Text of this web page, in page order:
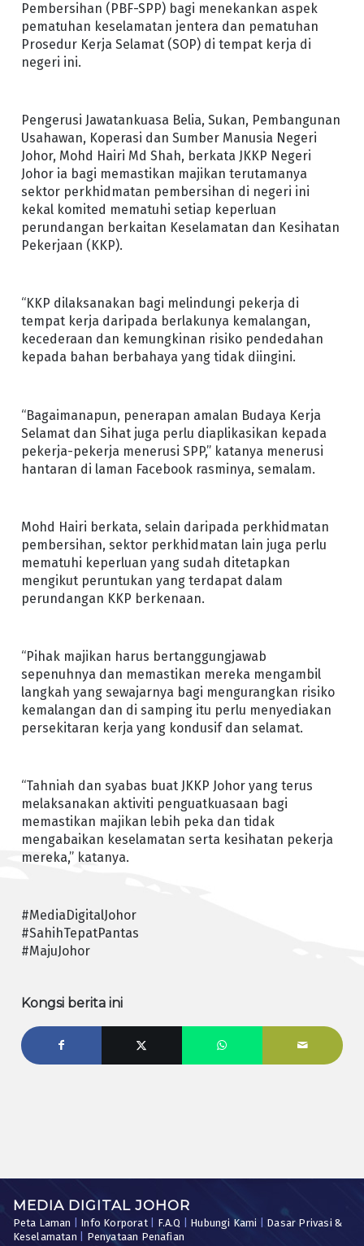
Pembersihan (PBF-SPP) bagi menekankan aspek
pematuhan keselamatan jentera dan pematuhan
Prosedur Kerja Selamat (SOP) di tempat kerja di
negeri ini.
Pengerusi Jawatankuasa Belia, Sukan, Pembangunan
Usahawan, Koperasi dan Sumber Manusia Negeri
Johor, Mohd Hairi Md Shah, berkata JKKP Negeri
Johor ia bagi memastikan majikan terutamanya
sektor perkhidmatan pembersihan di negeri ini
kekal komited mematuhi setiap keperluan
perundangan berkaitan Keselamatan dan Kesihatan
Pekerjaan (KKP).
“KKP dilaksanakan bagi melindungi pekerja di
tempat kerja daripada berlakunya kemalangan,
kecederaan dan kemungkinan risiko pendedahan
kepada bahan berbahaya yang tidak diingini.
“Bagaimanapun, penerapan amalan Budaya Kerja
Selamat dan Sihat juga perlu diaplikasikan kepada
pekerja-pekerja menerusi SPP,” katanya menerusi
hantaran di laman Facebook rasminya, semalam.
Mohd Hairi berkata, selain daripada perkhidmatan
pembersihan, sektor perkhidmatan lain juga perlu
mematuhi keperluan yang sudah ditetapkan
mengikut peruntukan yang terdapat dalam
perundangan KKP berkenaan.
“Pihak majikan harus bertanggungjawab
sepenuhnya dan memastikan mereka mengambil
langkah yang sewajarnya bagi mengurangkan risiko
kemalangan dan di samping itu perlu menyediakan
persekitaran kerja yang kondusif dan selamat.
“Tahniah dan syabas buat JKKP Johor yang terus
melaksanakan aktiviti penguatkuasaan bagi
memastikan majikan lebih peka dan tidak
mengabaikan keselamatan serta kesihatan pekerja
mereka,” katanya.
#MediaDigitalJohor
#SahihTepatPantas
#MajuJohor
Kongsi berita ini
MEDIA DIGITAL JOHOR
Peta Laman Info Korporat| F.A.Q Hubungi Kami
Dasar Privasi &
Keselamatan
Penyataan Penafian